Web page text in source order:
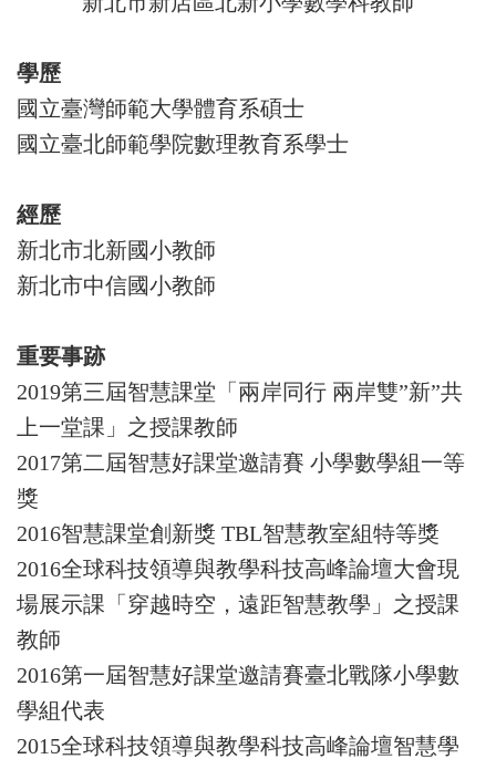
學歷
國立臺灣師範大學體育系碩士
國立臺北師範學院數理教育系學士
經歷
新北市北新國小教師
新北市中信國小教師
重要事跡
2019第三屆智慧課堂「兩岸同行 兩岸雙”新”共
上一堂課」之授課教師
2017第二屆智慧好課堂邀請賽 小學數學組一等
獎
2016智慧課堂創新獎 TBL智慧教室組特等獎
2016全球科技領導與教學科技高峰論壇大會現
場展示課「穿越時空，遠距智慧教學」之授課
教師
2016第一屆智慧好課堂邀請賽臺北戰隊小學數
學組代表
2015全球科技領導與教學科技高峰論壇智慧學